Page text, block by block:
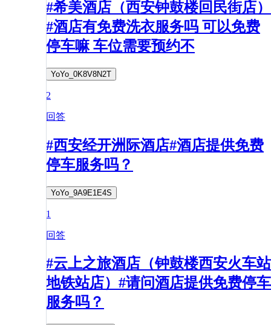
#希美酒店（西安钟鼓楼回民街店）
#酒店有免费洗衣服务吗 可以免费
停车嘛 车位需要预约不
YoYo_0K8V8N2T
2
回答
#西安经开洲际酒店#酒店提供免费
停车服务吗？
YoYo_9A9E1E4S
1
回答
#云上之旅酒店（钟鼓楼西安火车站
地铁站店）#请问酒店提供免费停车
服务吗？